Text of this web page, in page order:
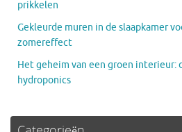
prikkelen
Gekleurde muren in de slaapkamer
zomereffect
Het geheim van een groen interieur:
hydroponics